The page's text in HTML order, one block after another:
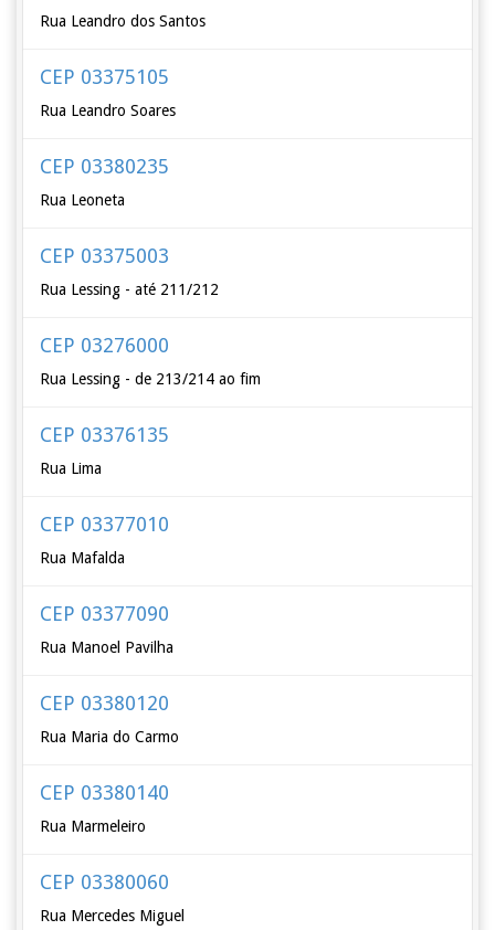
Rua Leandro dos Santos
CEP 03375105
Rua Leandro Soares
CEP 03380235
Rua Leoneta
CEP 03375003
Rua Lessing - até 211/212
CEP 03276000
Rua Lessing - de 213/214 ao fim
CEP 03376135
Rua Lima
CEP 03377010
Rua Mafalda
CEP 03377090
Rua Manoel Pavilha
CEP 03380120
Rua Maria do Carmo
CEP 03380140
Rua Marmeleiro
CEP 03380060
Rua Mercedes Miguel